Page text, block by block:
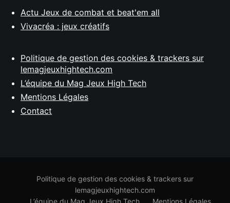
Actu Jeux de combat et beat'em all
Vivacréa : jeux créatifs
Politique de gestion des cookies & trackers sur
lemagjeuxhightech.com
L’équipe du Mag Jeux High Tech
Mentions Légales
Contact
Politique de gestion des cookies & trackers sur
lemagjeuxhightech.com
L’équipe du Mag Jeux High Tech
Mentions Légales